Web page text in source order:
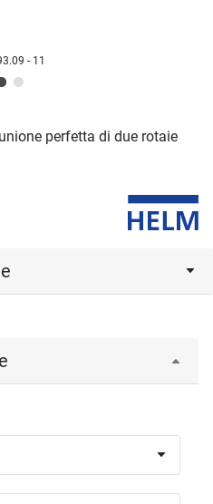
- 11
perfetta di due rotaie